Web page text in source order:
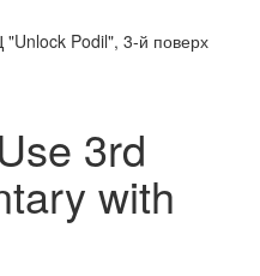
Podil", 3-й поверх
3rd
with